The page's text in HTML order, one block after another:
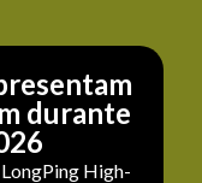
durante
High-